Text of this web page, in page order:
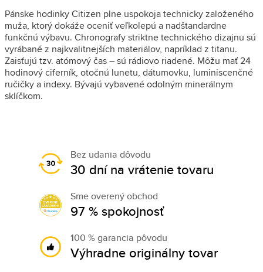
Pánske hodinky Citizen plne uspokoja technicky založeného
muža, ktorý dokáže oceniť veľkolepú a nadštandardne
funkčnú výbavu. Chronografy striktne technického dizajnu sú
vyrábané z najkvalitnejších materiálov, napríklad z titanu.
Zaisťujú tzv. atómový čas – sú rádiovo riadené. Môžu mať 24
hodinový ciferník, otočnú lunetu, dátumovku, luminiscenčné
ručičky a indexy. Bývajú vybavené odolným minerálnym
sklíčkom.
Bez udania dôvodu
30 dní na vrátenie tovaru
Sme overený obchod
97 % spokojnosť
100 % garancia pôvodu
Výhradne originálny tovar